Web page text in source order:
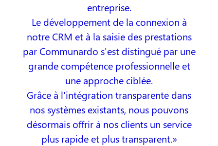
entreprise.
Le développement de la connexion à
notre CRM et à la saisie des prestations
par Communardo s'est distingué par une
grande compétence professionnelle et
une approche ciblée.
Grâce à l'intégration transparente dans
nos systèmes existants, nous pouvons
désormais offrir à nos clients un service
plus rapide et plus transparent.